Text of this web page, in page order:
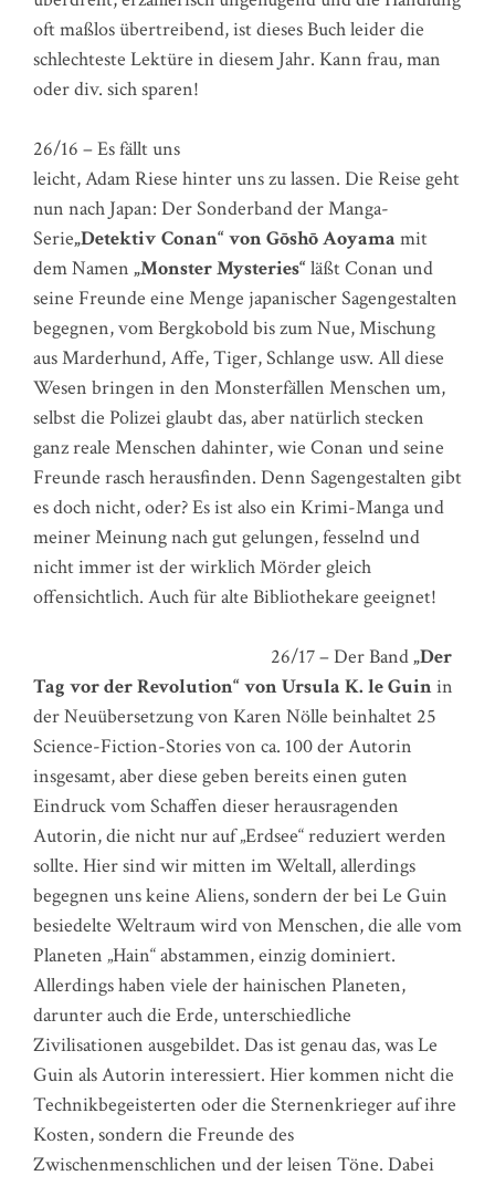
oft maßlos übertreibend, ist dieses Buch leider die
schlechteste Lektüre in diesem Jahr. Kann frau, man
oder div. sich sparen!
26/16 – Es fällt uns
leicht, Adam Riese hinter uns zu lassen. Die Reise geht
nun nach Japan: Der Sonderband der Manga-
Serie„Detektiv Conan“ von Gōshō Aoyama mit
dem Namen „Monster Mysteries“ läßt Conan und
seine Freunde eine Menge japanischer Sagengestalten
begegnen, vom Bergkobold bis zum Nue, Mischung
aus Marderhund, Affe, Tiger, Schlange usw. All diese
Wesen bringen in den Monsterfällen Menschen um,
selbst die Polizei glaubt das, aber natürlich stecken
ganz reale Menschen dahinter, wie Conan und seine
Freunde rasch herausfinden. Denn Sagengestalten gibt
es doch nicht, oder? Es ist also ein Krimi-Manga und
meiner Meinung nach gut gelungen, fesselnd und
nicht immer ist der wirklich Mörder gleich
offensichtlich. Auch für alte Bibliothekare geeignet!
26/17 – Der Band„Der
Tag vor der Revolution“ von Ursula K. le Guinin
der Neuübersetzung von Karen Nölle beinhaltet 25
Science-Fiction-Stories von ca. 100 der Autorin
insgesamt, aber diese geben bereits einen guten
Eindruck vom Schaffen dieser herausragenden
Autorin, die nicht nur auf „Erdsee“ reduziert werden
sollte. Hier sind wir mitten im Weltall, allerdings
begegnen uns keine Aliens, sondern der bei Le Guin
besiedelte Weltraum wird von Menschen, die alle vom
Planeten „Hain“ abstammen, einzig dominiert.
Allerdings haben viele der hainischen Planeten,
darunter auch die Erde, unterschiedliche
Zivilisationen ausgebildet. Das ist genau das, was Le
Guin als Autorin interessiert. Hier kommen nicht die
Technikbegeisterten oder die Sternenkrieger auf ihre
Kosten, sondern die Freunde des
Zwischenmenschlichen und der leisen Töne. Dabei